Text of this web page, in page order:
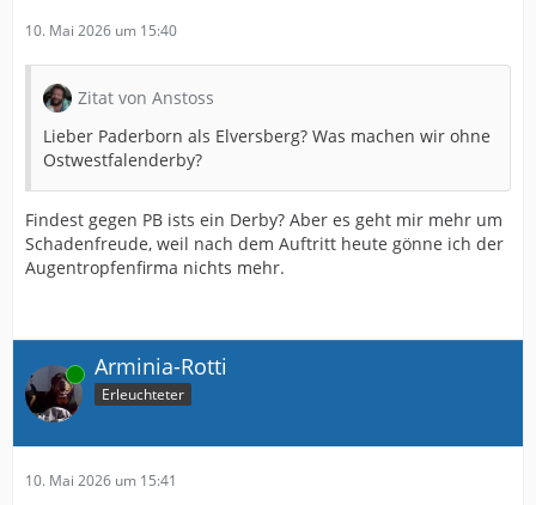
10. Mai 2026 um 15:40
Zitat von Anstoss
Lieber Paderborn als Elversberg? Was machen wir ohne
Ostwestfalenderby?
Findest gegen PB ists ein Derby? Aber es geht mir mehr um
Schadenfreude, weil nach dem Auftritt heute gönne ich der
Augentropfenfirma nichts mehr.
Online Arminia-Rotti
Erleuchteter
10. Mai 2026 um 15:41